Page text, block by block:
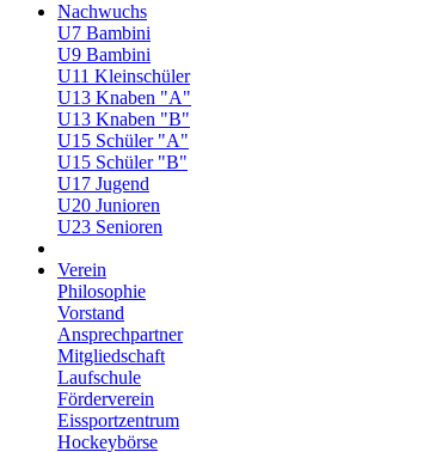
Nachwuchs
U7 Bambini
U9 Bambini
U11 Kleinschüler
U13 Knaben "A"
U13 Knaben "B"
U15 Schüler "A"
U15 Schüler "B"
U17 Jugend
U20 Junioren
U23 Senioren
Verein
Philosophie
Vorstand
Ansprechpartner
Mitgliedschaft
Laufschule
Förderverein
Eissportzentrum
Hockeybörse